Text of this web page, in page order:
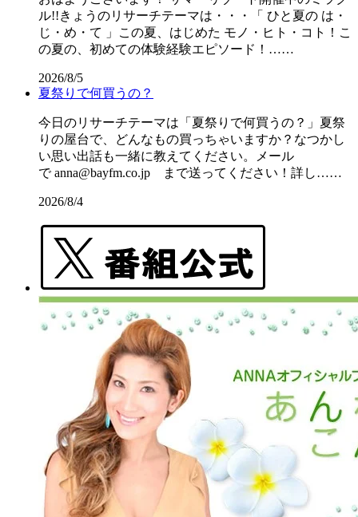
ル!!きょうのリサーチテーマは・・・「 ひと夏の は・
じ・め・て 」この夏、はじめた モノ・ヒト・コト！こ
の夏の、初めての体験経験エピソード！……
2026/8/5
夏祭りで何買うの？
今日のリサーチテーマは「夏祭りで何買うの？」夏祭
りの屋台で、どんなもの買っちゃいますか？なつかし
い思い出話も一緒に教えてください。メール
で anna@bayfm.co.jp まで送ってください！詳し……
2026/8/4